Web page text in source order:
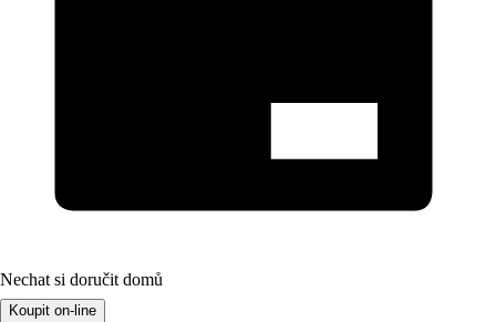
Nechat si doručit domů
Koupit on-line